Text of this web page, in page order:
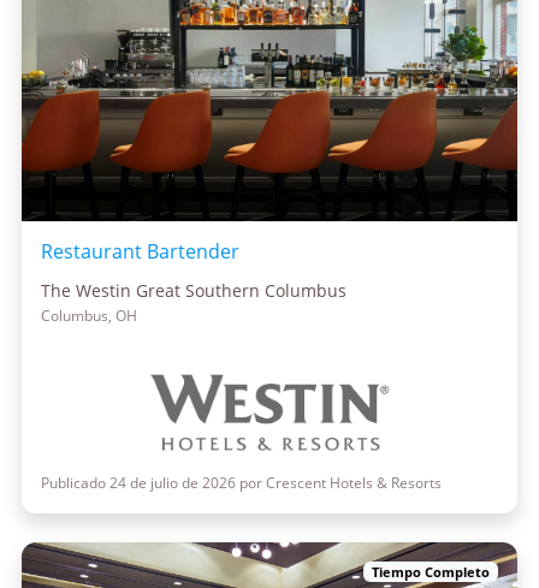
Restaurant Bartender
The Westin Great Southern Columbus
Columbus, OH
Publicado 24 de julio de 2026 por Crescent Hotels & Resorts
Tiempo Completo